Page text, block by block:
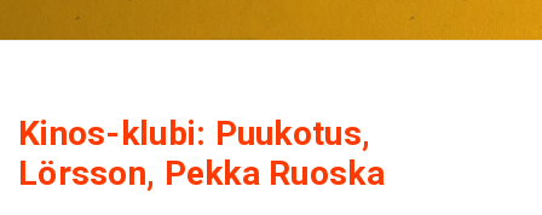
Kinos-klubi: Puukotus,
Lörsson, Pekka Ruoska